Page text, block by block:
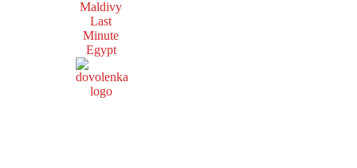
Maldivy
Last
Minute
Egypt